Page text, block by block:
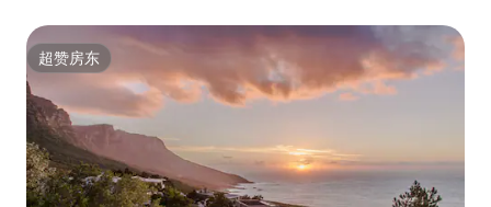
超赞房东
超赞房东